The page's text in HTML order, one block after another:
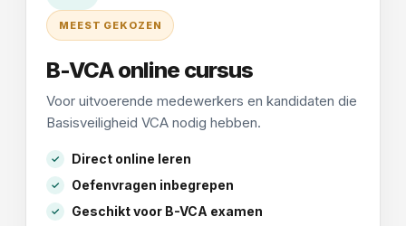
MEEST GEKOZEN
B-VCA online cursus
Voor uitvoerende medewerkers en kandidaten die
Basisveiligheid VCA nodig hebben.
Direct online leren
Oefenvragen inbegrepen
Geschikt voor B-VCA examen